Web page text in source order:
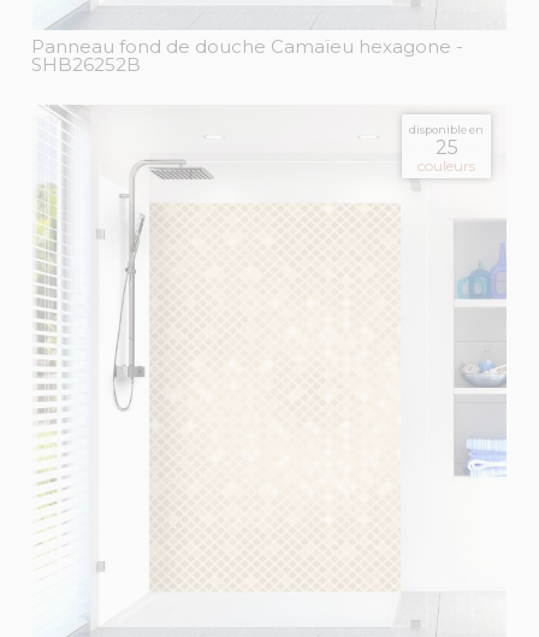
Panneau fond de douche Camaïeu hexagone -
SHB26252B
disponible en
25
couleurs